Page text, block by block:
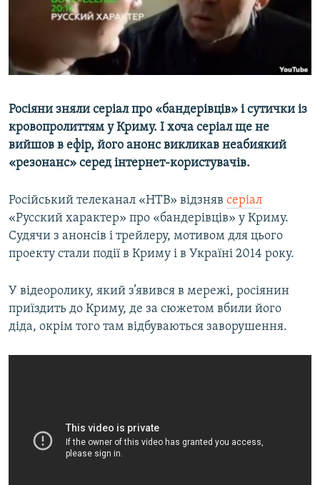
ВІДЕОУРОКИ «ELIFBE»
СВІДЧЕННЯ ОКУПАЦІЇ
УКРАЇНСЬКА ПРОБЛЕМА КРИМУ
Русский
Усі сайти RFE/RL
Росіяни зняли серіал про «бандерівців» і сутички із
кровопролиттям у Криму. І хоча серіал ще не
вийшов в ефір, його анонс викликав неабиякий
«резонанс» серед інтернет-користувачів.
Російський телеканал «НТВ» відзняв серіал
«Русский характер» про «бандерівців» у Криму.
Судячи з анонсів і трейлеру, мотивом для цього
проекту стали події в Криму і в Україні 2014 року.
У відеоролику, який з’явився в мережі, росіянин
приїздить до Криму, де за сюжетом вбили його
діда, окрім того там відбуваються заворушення.